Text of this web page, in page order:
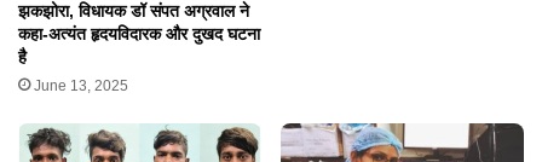
झकझोरा, विधायक डॉ संपत अग्रवाल ने
कहा-अत्यंत हृदयविदारक और दुखद घटना
है
June 13, 2025